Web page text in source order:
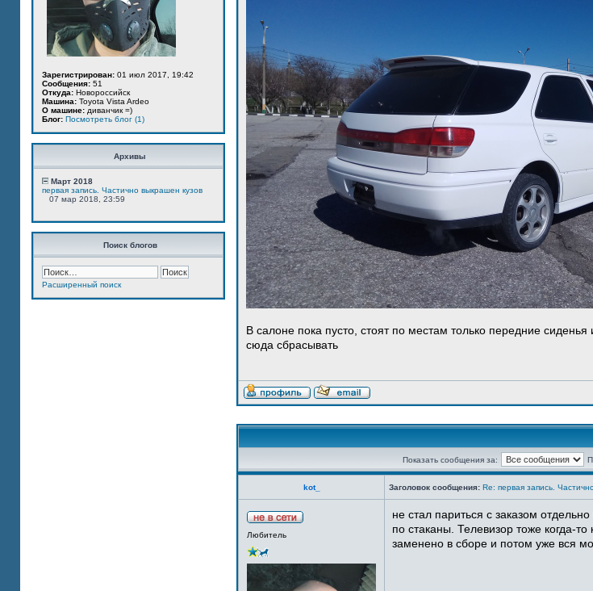
Зарегистрирован: 01 июл 2017, 19:42
Сообщения: 51
Откуда: Новороссийск
Машина: Toyota Vista Ardeo
О машине: диванчик =)
Блог: Посмотреть блог (1)
Архивы
Март 2018
первая запись. Частично выкрашен кузов
07 мар 2018, 23:59
Поиск блогов
Расширенный поиск
В салоне пока пусто, стоят по местам только передние
сюда сбрасывать
Показать сообщения за:
kot_ Заголовок сообщения: Re: первая запись.
Любитель
не стал париться с заказом
по стаканы. Телевизор тоже когда-
заменено в сборе и потом уже вся